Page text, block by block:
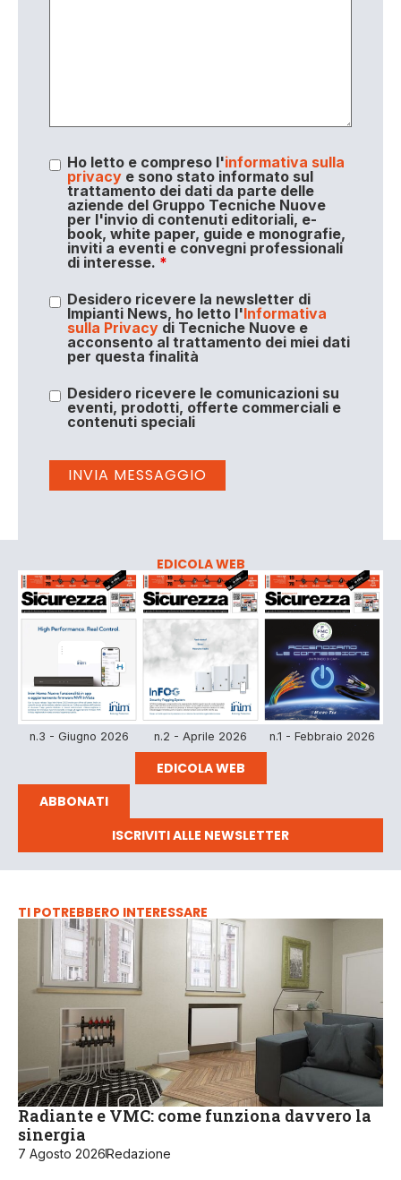
Ho letto e compreso l'informativa sulla
privacye sono stato informato sul
trattamento dei dati da parte delle
aziende del Gruppo Tecniche Nuove
per l'invio di contenuti editoriali, e-
book, white paper, guide e monografie,
inviti a eventi e convegni professionali
di interesse. *
Desidero ricevere la newsletter di
Impianti News, ho letto l'Informativa
sulla Privacydi Tecniche Nuove e
acconsento al trattamento dei miei dati
per questa finalità
Desidero ricevere le comunicazioni su
eventi, prodotti, offerte commerciali e
contenuti speciali
EDICOLA WEB
n.3 - Giugno 2026 n.2 - Aprile 2026 n.1 - Febbraio 2026
EDICOLA WEB
ABBONATI
ISCRIVITI ALLE NEWSLETTER
TI POTREBBERO INTERESSARE
Radiante e VMC: come funziona davvero la
sinergia
7 Agosto 2026Redazione